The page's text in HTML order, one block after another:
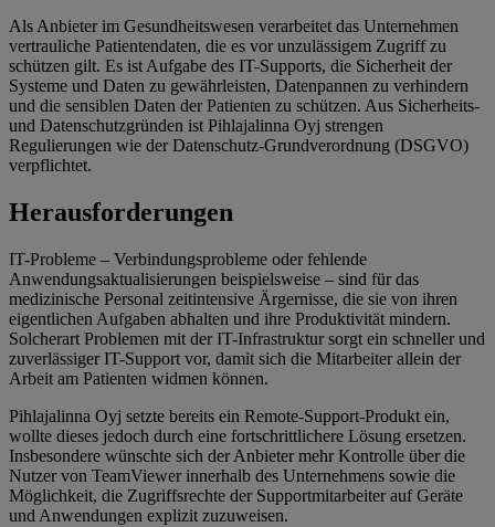
Als Anbieter im Gesundheitswesen verarbeitet das Unternehmen
vertrauliche Patientendaten, die es vor unzulässigem Zugriff zu
schützen gilt. Es ist Aufgabe des IT-Supports, die Sicherheit der
Systeme und Daten zu gewährleisten, Datenpannen zu verhindern
und die sensiblen Daten der Patienten zu schützen. Aus Sicherheits-
und Datenschutzgründen ist Pihlajalinna Oyj strengen
Regulierungen wie der Datenschutz-Grundverordnung (DSGVO)
verpflichtet.
Herausforderungen
IT-Probleme – Verbindungsprobleme oder fehlende
Anwendungsaktualisierungen beispielsweise – sind für das
medizinische Personal zeitintensive Ärgernisse, die sie von ihren
eigentlichen Aufgaben abhalten und ihre Produktivität mindern.
Solcherart Problemen mit der IT-Infrastruktur sorgt ein schneller und
zuverlässiger IT-Support vor, damit sich die Mitarbeiter allein der
Arbeit am Patienten widmen können.
Pihlajalinna Oyj setzte bereits ein Remote-Support-Produkt ein,
wollte dieses jedoch durch eine fortschrittlichere Lösung ersetzen.
Insbesondere wünschte sich der Anbieter mehr Kontrolle über die
Nutzer von TeamViewer innerhalb des Unternehmens sowie die
Möglichkeit, die Zugriffsrechte der Supportmitarbeiter auf Geräte
und Anwendungen explizit zuzuweisen.